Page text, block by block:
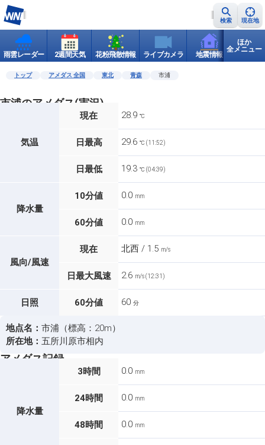
検索 現在地
雨雲レーダー 2週間天気 花粉飛散情報 ライブカメラ 地震情報 世界天
ほか
全メニュー
トップ アメダス 全国 東北 青森 市浦
市浦のアメダス(実況)
気温
現在 28.9 ℃
日最高 29.6 ℃ (11:52)
日最低 19.3 ℃ (04:39)
降水量
10分値 0.0 mm
60分値 0.0 mm
風向/風速
現在 北西 / 1.5 m/s
日最大風速 2.6 m/s (12:31)
日照 60分値 60 分
地点名： 市浦（標高：20m）
所在地： 五所川原市相内
アメダス記録
降水量
3時間 0.0 mm
24時間 0.0 mm
48時間 0.0 mm